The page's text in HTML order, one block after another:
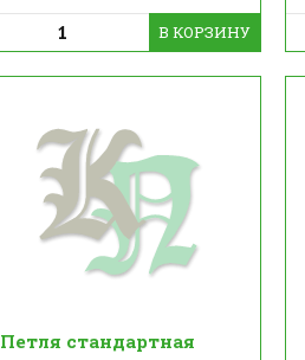
В КОРЗИНУ
Петля стандартная